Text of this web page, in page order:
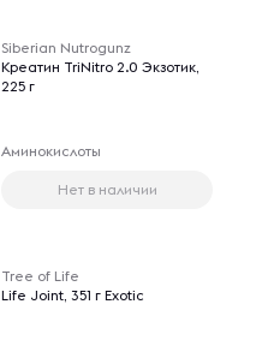
Siberian Nutrogunz
Креатин TriNitro 2.0 Экзотик,
225 г
Аминокислоты
Нет в наличии
Tree of Life
Life Joint, 351 г Exotic